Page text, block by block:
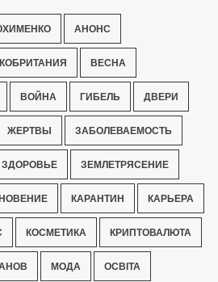
АНОНС
ВЕСНА
ВОЙНА ГИБЕЛЬ ДВЕРИ
ЖЕРТВЫ ЗАБОЛЕВАЕМОСТЬ
ЗДОРОВЬЕ ЗЕМЛЕТРЯСЕНИЕ
КАРАНТИН КАРЬЕРА
КОСМЕТИКА КРИПТОВАЛЮТА
МОДА ОСВІТА